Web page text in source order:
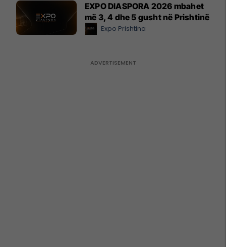
EXPO DIASPORA 2026 mbahet
më 3, 4 dhe 5 gusht në Prishtinë
Expo Prishtina